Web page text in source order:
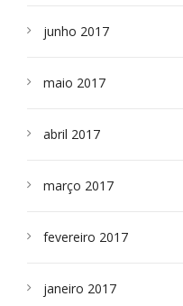
junho 2017
maio 2017
abril 2017
março 2017
fevereiro 2017
janeiro 2017